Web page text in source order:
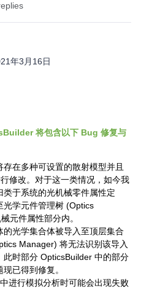
年3月16日
将包含以下 Bug 修复与
在多种可设置的散射模型并且
修改。对于这一类情况，如今我
于系统的光机械零件属性定
光学元件管理树 (Optics
元件属性部分内。
光学集合体被导入至顶层集合
Manager) 将无法识别该导入
此时部分 OpticsBuilder 中的部分
已得到修复。
进行模拟分析时可能会出现失败